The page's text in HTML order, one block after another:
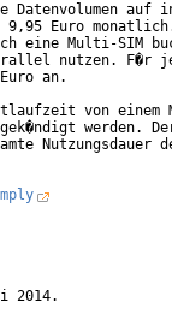
Datenvolumen auf
9,95 Euro
eine Multi-SIM
nutzen. F�r
an.
von einem
werden.
Nutzungsdauer
2014.